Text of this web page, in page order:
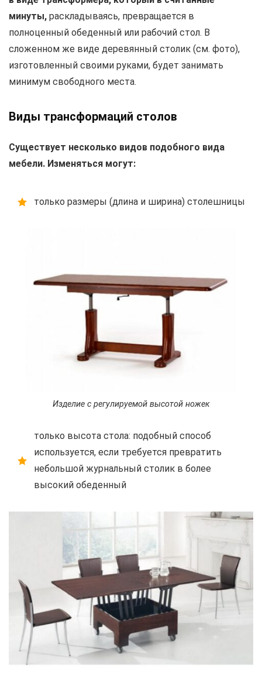
минуты, раскладываясь, превращается в
полноценный обеденный или рабочий стол. В
сложенном же виде деревянный столик (см. фото),
изготовленный своими руками, будет занимать
минимум свободного места.
Виды трансформаций столов
Существует несколько видов подобного вида
мебели. Изменяться могут:
только размеры (длина и ширина) столешницы
Изделие с регулируемой высотой ножек
только высота стола: подобный способ
используется, если требуется превратить
небольшой журнальный столик в более
высокий обеденный